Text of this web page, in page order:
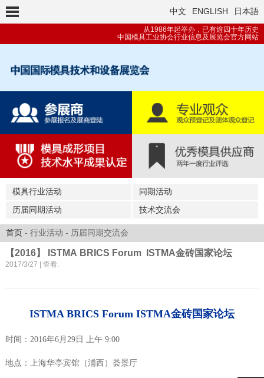
中文 ENGLISH 日本語
从1986年起举办，已有逾四十年历史
中国模具工业协会行业信息及展览会官方网站
模具行业活动 同期活动
历届同期活动 技术交流会
首页 - 行业活动 - 历届同期交流会
【2016】 ISTMA BRICS Forum ISTMA金砖国家论坛
2017/3/27 | 查看:
ISTMA BRICS Forum ISTMA金砖国家论坛
时间：2016年6月29日 上午 9:00
地点：上海华亭宾馆（浦西 ）荟景厅